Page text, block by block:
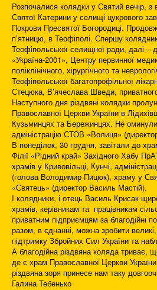
Розпочалися колядки у Святий вечір, з
Святої Катерини у селищі цукрового
Покрови Пресвятої Богородиці.
п’ятницю, в Теофіполі. Спершу
Теофіпольської селищної ради, далі –
«Україна-2001», Центру первинної
поліклінічного, хірургічного та
Теофіпольської багатопрофільної
Стецюка, В’ячеслава Шведи,
Наступного дня різдвяні колядки
Православної Церкви України в
Кузьминцях та Бережинцях. Не оминули
адміністрацію СТОВ «Волиця»
В понеділок, 30 грудня, завітали до
Філії «Рідний край» Західного Хабу
храмів у Кривовільці, Кунчі,
(голова Володимир Пицюк), храму у
«Святець» (директор Василь Мастій).
І колядники, і отець Василь Крисак
храмів, керівникам та працівникам
приватним підприємцям за благодійні
разом, в єднанні, можна зробити
підтримку Збройних Сил України та
А благодійна різдвяна коляда триває,
де є храм Православної Церкви
різдвяна зоря принесе нам таку
Галина Тебенько